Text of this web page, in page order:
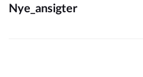
Nye_ansigter